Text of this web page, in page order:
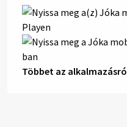
Többet az